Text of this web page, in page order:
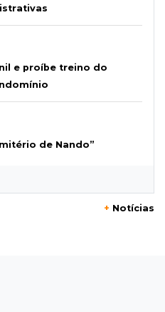
e proíbe treino do
de Nando”
diz ter sido amarrada
+ Notícias